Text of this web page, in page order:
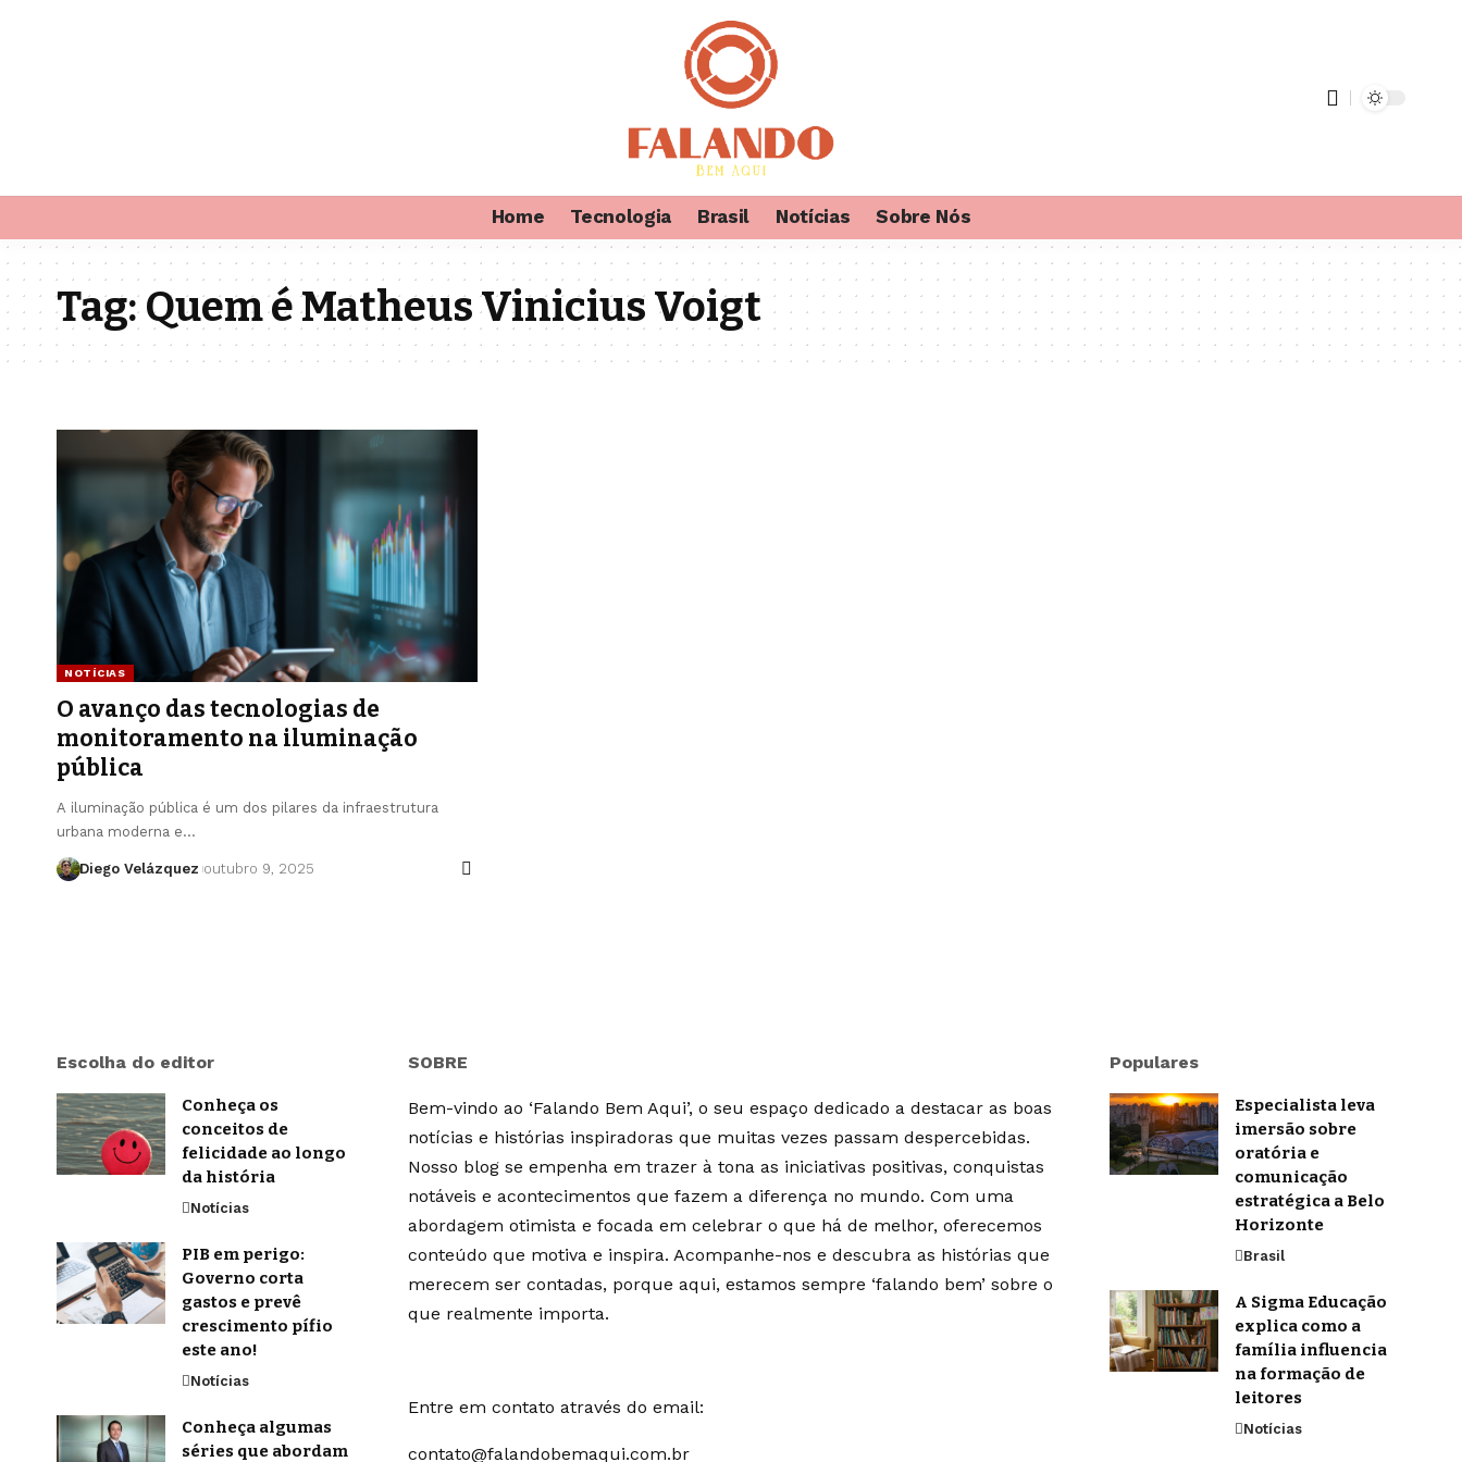
Home Tecnologia Brasil Notícias Sobre Nós
Tag:Quem é Matheus Vinicius Voigt
NOTÍCIAS
O avanço das tecnologias de
monitoramento na iluminação
pública
A iluminação pública é um dos pilares da infraestrutura
urbana moderna e…
Diego Velázquez outubro 9, 2025
Escolha do editor
Conheça os
conceitos de
felicidade ao longo
da história
Notícias
PIB em perigo:
Governo corta
gastos e prevê
crescimento pífio
este ano!
Notícias
Conheça algumas
séries que abordam
SOBRE
Bem-vindo ao ‘Falando Bem Aqui’, o seu espaço dedicado a destacar as boas
notícias e histórias inspiradoras que muitas vezes passam despercebidas.
Nosso blog se empenha em trazer à tona as iniciativas positivas, conquistas
notáveis e acontecimentos que fazem a diferença no mundo. Com uma
abordagem otimista e focada em celebrar o que há de melhor, oferecemos
conteúdo que motiva e inspira. Acompanhe-nos e descubra as histórias que
merecem ser contadas, porque aqui, estamos sempre ‘falando bem’ sobre o
que realmente importa.
Entre em contato através do email:
contato@falandobemaqui.com.br
Populares
Especialista leva
imersão sobre
oratória e
comunicação
estratégica a Belo
Horizonte
Brasil
A Sigma Educação
explica como a
família influencia
na formação de
leitores
Notícias